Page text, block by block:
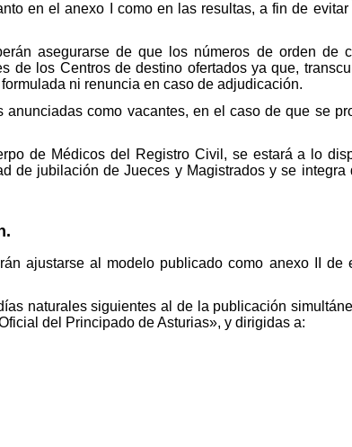
en el anexo I como en las resultas, a fin de
asegurarse de que los números de orden de
de los Centros de destino ofertados ya que,
ni renuncia en caso de adjudicación.
como vacantes, en el caso de que se
de Médicos del Registro Civil, se estará a lo
de jubilación de Jueces y Magistrados y se integra
ajustarse al modelo publicado como anexo II de
naturales siguientes al de la publicación
del Principado de Asturias», y dirigidas a: